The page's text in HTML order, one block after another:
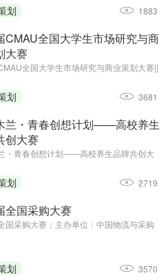
划 1883
CMAU全国大学生市场研究与商
大赛
全国大学生市场研究与商业策划大赛||
）、Credamo见数
）
划 3681
兰・青春创想计划——高校养生
创大赛
・青春创想计划——高校养生品牌共创大
兰健康科技有限公司
划 2719
全国采购大赛
国采购大赛；主办单位：中国物流与采购
划 3570